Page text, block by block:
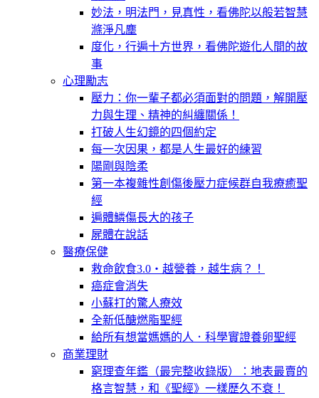
妙法，明法門，見真性，看佛陀以般若智慧
滌淨凡塵
度化，行遍十方世界，看佛陀遊化人間的故
事
心理勵志
壓力：你一輩子都必須面對的問題，解開壓
力與生理、精神的糾纏關係！
打破人生幻鏡的四個約定
每一次因果，都是人生最好的練習
陽剛與陰柔
第一本複雜性創傷後壓力症候群自我療癒聖
經
遍體鱗傷長大的孩子
屍體在說話
醫療保健
救命飲食3.0‧越營養，越生病？！
癌症會消失
小蘇打的驚人療效
全新低醣燃脂聖經
給所有想當媽媽的人．科學實證養卵聖經
商業理財
窮理查年鑑（最完整收錄版）：地表最賣的
格言智慧，和《聖經》一樣歷久不衰！